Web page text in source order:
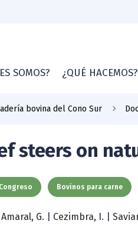
SOMOS? ¿QUÉ HACEMOS?
bovina del Cono Sur
steers on
Bovinos para carne
Amaral, G. Cezimbra, I.